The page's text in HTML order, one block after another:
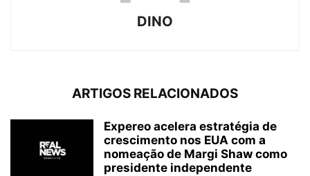
DINO
ARTIGOS RELACIONADOS
Expereo acelera estratégia de
crescimento nos EUA com a
nomeação de Margi Shaw como
presidente independente